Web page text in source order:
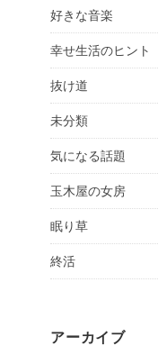
好きな音楽
幸せ生活のヒント
抜け道
未分類
気になる話題
玉木屋の女房
眠り草
終活
アーカイブ